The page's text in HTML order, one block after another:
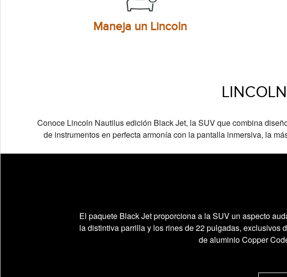
Maneja un Lincoln
Conoce Lincoln Nautilus edición Black Jet, la SUV que combina
de instrumentos en perfecta armonía con la pantalla inmersiva, la
El paquete Black Jet proporciona a la SUV un aspecto
la distintiva parrilla y los rines de 22 pulgadas, exclusivos
de aluminio Copper